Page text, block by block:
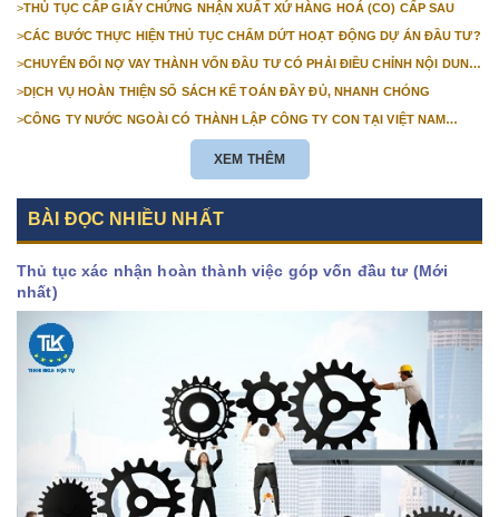
>THỦ TỤC CẤP GIẤY CHỨNG NHẬN XUẤT XỨ HÀNG HOÁ (CO) CẤP SAU
>CÁC BƯỚC THỰC HIỆN THỦ TỤC CHẤM DỨT HOẠT ĐỘNG DỰ ÁN ĐẦU TƯ?
>CHUYỂN ĐỔI NỢ VAY THÀNH VỐN ĐẦU TƯ CÓ PHẢI ĐIỀU CHỈNH NỘI DUNG
>DỊCH VỤ HOÀN THIỆN SỔ SÁCH KẾ TOÁN ĐẦY ĐỦ, NHANH CHÓNG
>CÔNG TY NƯỚC NGOÀI CÓ THÀNH LẬP CÔNG TY CON TẠI VIỆT NAM
XEM THÊM
BÀI ĐỌC NHIỀU NHẤT
Thủ tục xác nhận hoàn thành việc góp vốn đầu tư (Mới
nhất)